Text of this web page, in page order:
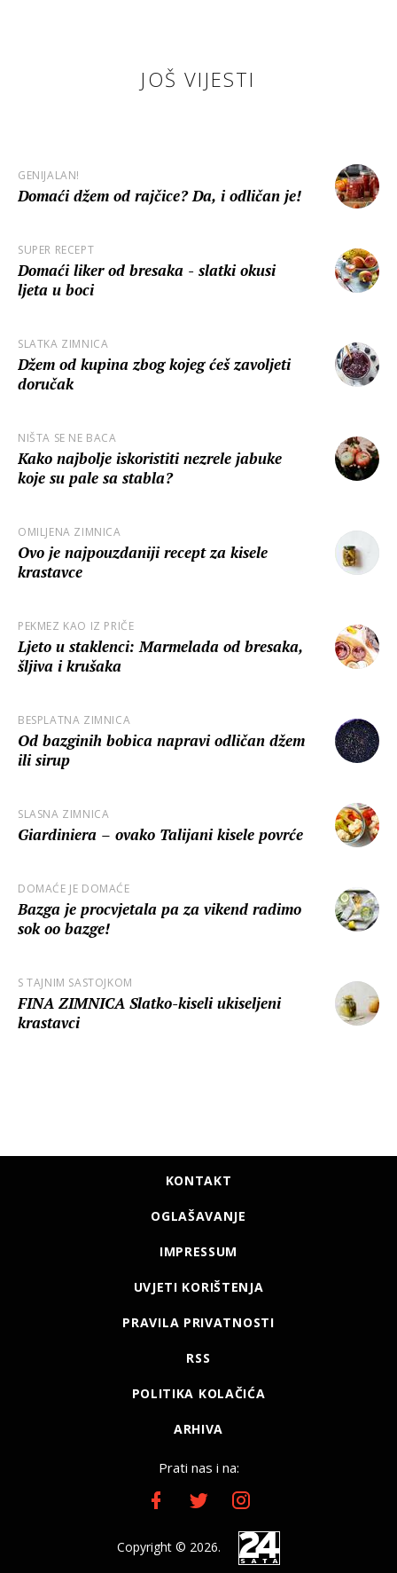
JOŠ VIJESTI
GENIJALAN!
Domaći džem od rajčice? Da, i odličan je!
SUPER RECEPT
Domaći liker od bresaka - slatki okusi
ljeta u boci
SLATKA ZIMNICA
Džem od kupina zbog kojeg ćeš zavoljeti
doručak
NIŠTA SE NE BACA
Kako najbolje iskoristiti nezrele jabuke
koje su pale sa stabla?
OMILJENA ZIMNICA
Ovo je najpouzdaniji recept za kisele
krastavce
PEKMEZ KAO IZ PRIČE
Ljeto u staklenci: Marmelada od bresaka,
šljiva i krušaka
BESPLATNA ZIMNICA
Od bazginih bobica napravi odličan džem
ili sirup
SLASNA ZIMNICA
Giardiniera – ovako Talijani kisele povrće
DOMAĆE JE DOMAĆE
Bazga je procvjetala pa za vikend radimo
sok oo bazge!
S TAJNIM SASTOJKOM
FINA ZIMNICA Slatko-kiseli ukiseljeni
krastavci
KONTAKT
OGLAŠAVANJE
IMPRESSUM
UVJETI KORIŠTENJA
PRAVILA PRIVATNOSTI
RSS
POLITIKA KOLAČIĆA
ARHIVA
Prati nas i na:
Copyright © 2026.